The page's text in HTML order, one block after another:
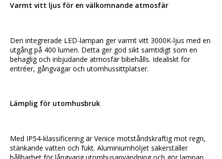
Varmt vitt ljus för en välkomnande atmosfär
Den integrerade LED-lampan ger varmt vitt 3000K-ljus med en
utgång på 400 lumen. Detta ger god sikt samtidigt som en
behaglig och inbjudande atmosfär bibehålls. Idealiskt för
entréer, gångvägar och utomhussittplatser.
Lämplig för utomhusbruk
Med IP54-klassificering är Venice motståndskraftig mot regn,
stänkande vatten och fukt. Aluminiumhöljet säkerställer